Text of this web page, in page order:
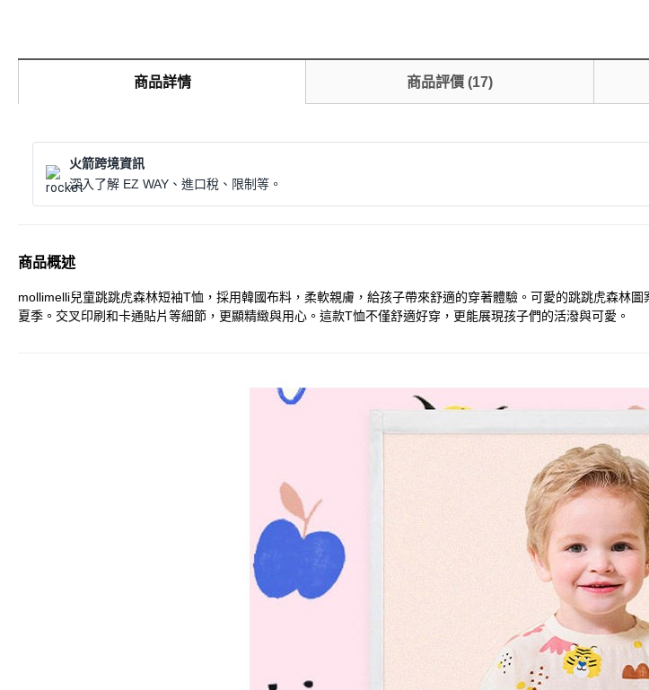
商品詳情 商品評價 (17)
火箭跨境資訊
深入了解 EZ WAY、進口稅、限制等。
商品概述
mollimelli兒童跳跳虎森林短袖T恤，採用韓國布料，柔軟親膚，給孩子帶來舒適的穿著體驗。可愛的跳跳虎森林
夏季。交叉印刷和卡通貼片等細節，更顯精緻與用心。這款T恤不僅舒適好穿，更能展現孩子們的活潑與可愛。